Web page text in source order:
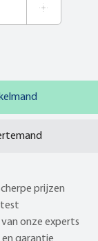
prijzen
onze experts